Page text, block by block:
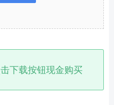
下载按钮现金购买